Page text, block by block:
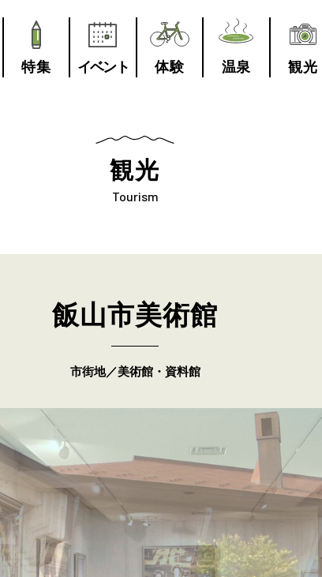
特集 イベント 体験 温泉 観光
観光
Tourism
飯山市美術館
市街地／美術館・資料館